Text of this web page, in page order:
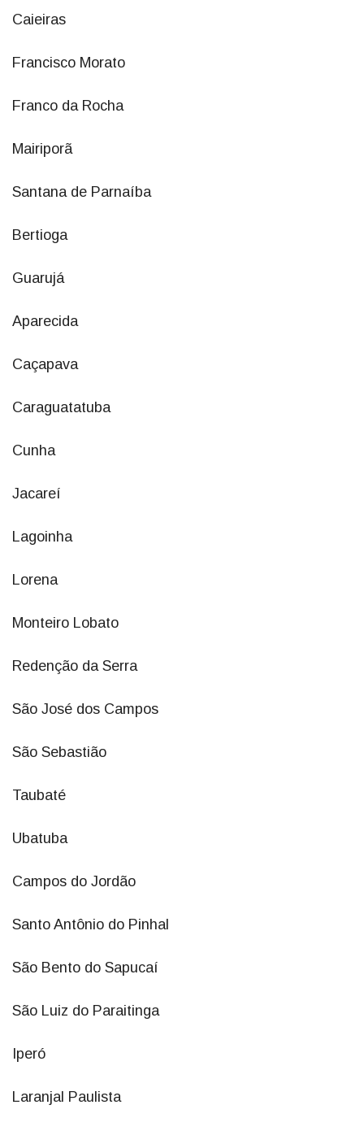
Caieiras
Francisco Morato
Franco da Rocha
Mairiporã
Santana de Parnaíba
Bertioga
Guarujá
Aparecida
Caçapava
Caraguatatuba
Cunha
Jacareí
Lagoinha
Lorena
Monteiro Lobato
Redenção da Serra
São José dos Campos
São Sebastião
Taubaté
Ubatuba
Campos do Jordão
Santo Antônio do Pinhal
São Bento do Sapucaí
São Luiz do Paraitinga
Iperó
Laranjal Paulista